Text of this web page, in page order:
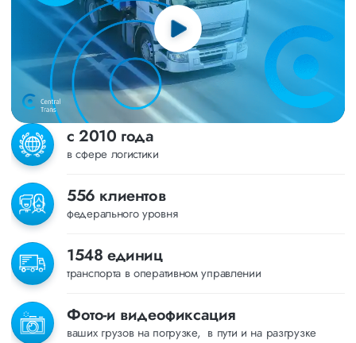
с 2010 года
в сфере логистики
556 клиентов
федерального уровня
1548 единиц
транспорта в оперативном управлении
Фото-и видеофиксация
ваших грузов на погрузке, в пути и на разгрузке